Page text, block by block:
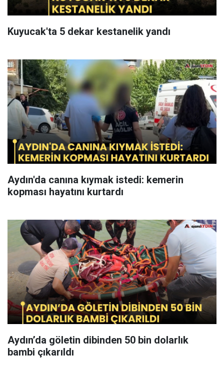
Kuyucak'ta 5 dekar kestanelik yandı
Aydın'da canına kıymak istedi: kemerin
kopması hayatını kurtardı
Aydın’da göletin dibinden 50 bin dolarlık
bambi çıkarıldı